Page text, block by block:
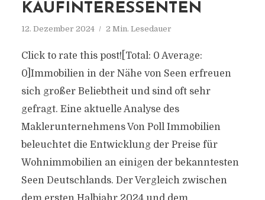
KAUFINTERESSENTEN
12. Dezember 2024 2 Min. Lesedauer
Click to rate this post![Total: 0 Average:
0]Immobilien in der Nähe von Seen erfreuen
sich großer Beliebtheit und sind oft sehr
gefragt. Eine aktuelle Analyse des
Maklerunternehmens Von Poll Immobilien
beleuchtet die Entwicklung der Preise für
Wohnimmobilien an einigen der bekanntesten
Seen Deutschlands. Der Vergleich zwischen